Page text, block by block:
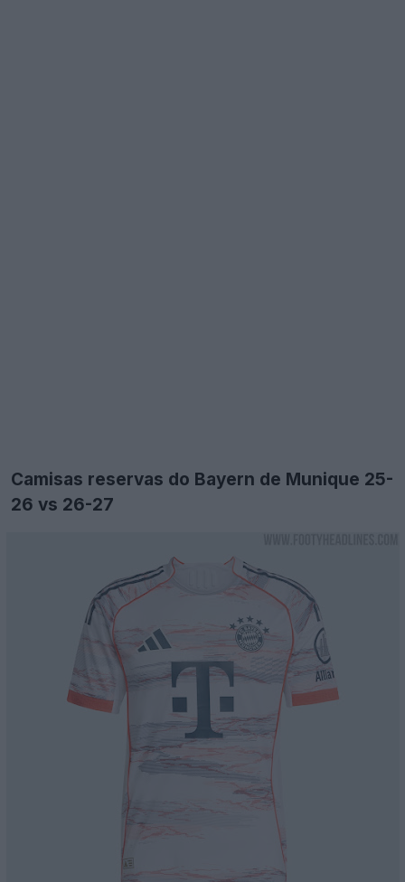
Camisas reservas do Bayern de Munique 25-
26 vs 26-27